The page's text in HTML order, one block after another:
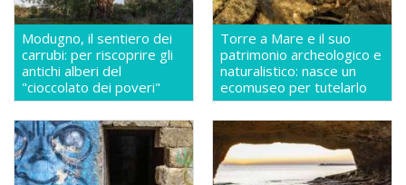
Modugno, il sentiero dei
carrubi: per riscoprire gli
antichi alberi del
"cioccolato dei poveri"
Torre a Mare e il suo
patrimonio archeologico e
naturalistico: nasce un
ecomuseo per tutelarlo